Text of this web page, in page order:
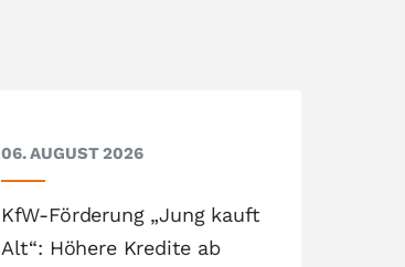
06. AUGUST 2026
KfW-Förderung „Jung kauft
Alt“: Höhere Kredite ab